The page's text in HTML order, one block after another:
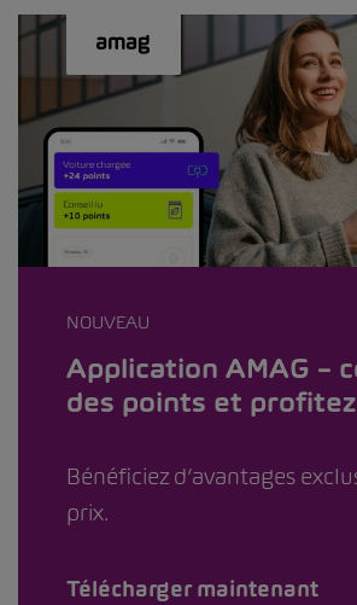
NOUVEAU
Application AMAG –
des points et profitez
Bénéficiez d’avantages
prix.
Télécharger maintenant